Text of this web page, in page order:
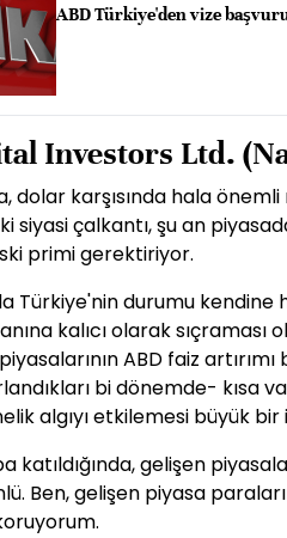
ABD Türkiye'den vize
Investors Ltd.
dolar karşısında hala
siyasi çalkantı, şu an
primi gerektiriyor.
Türkiye'nin durumu kendine
kalıcı olarak sıçraması
ABD faiz
bi dönemde- kısa
algıyı etkilemesi büyük bir
katıldığında, gelişen
Ben, gelişen piyasa